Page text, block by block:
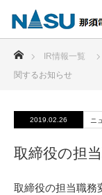
ホーム
IR情報一覧
関するお知らせ
2019.02.26 ニ
取締役の担
取締役の担当職務